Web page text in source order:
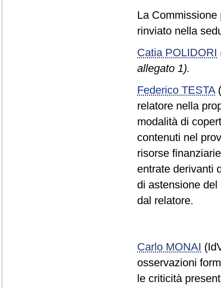
La
rinviato nella
Catia POLIDORI
allegato 1).
Federico TESTA
relatore nella
modalità di
contenuti nel
risorse
entrate derivanti
di astensione
dal relatore.
Carlo MONAI
osservazioni
le criticità